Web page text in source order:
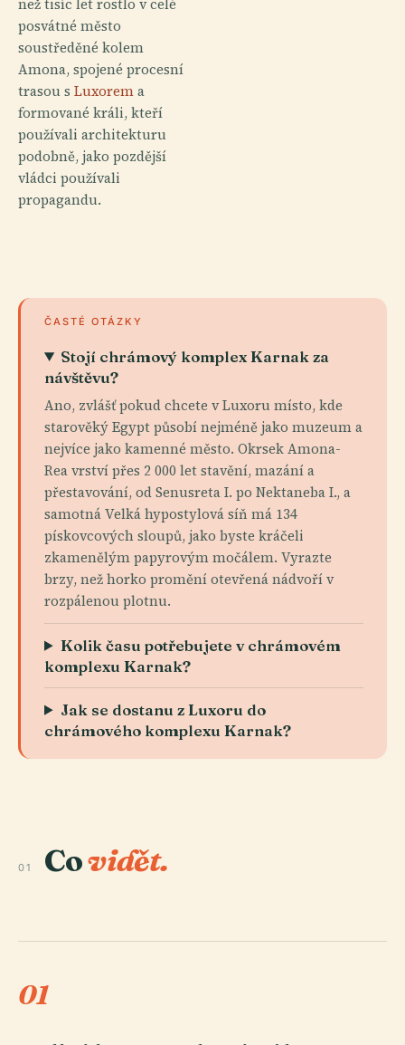
než tisíc let rostlo v celé
posvátné město
soustředěné kolem
Amona, spojené procesní
trasou s Luxorema
formované králi, kteří
používali architekturu
podobně, jako pozdější
vládci používali
propagandu.
ČASTÉ OTÁZKY
Stojí chrámový komplex Karnak za
návštěvu?
Ano, zvlášť pokud chcete v Luxoru místo, kde
starověký Egypt působí nejméně jako muzeum a
nejvíce jako kamenné město. Okrsek Amona-
Rea vrství přes 2 000 let stavění, mazání a
přestavování, od Senusreta I. po Nektaneba I., a
samotná Velká hypostylová síň má 134
pískovcových sloupů, jako byste kráčeli
zkamenělým papyrovým močálem. Vyrazte
brzy, než horko promění otevřená nádvoří v
rozpálenou plotnu.
Kolik času potřebujete v chrámovém
komplexu Karnak?
Jak se dostanu z Luxoru do
chrámového komplexu Karnak?
01 Covidět.
01